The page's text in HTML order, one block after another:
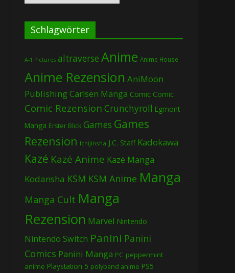
Schlagwörter
A-1 Pictures altraverse Anime Anime House
Anime Rezension AniMoon
PublishingCarlsen Manga Comic Comic
Comic Rezension Crunchyroll Egmont
Manga Erster Blick Games Games
Rezension Ichijinsha J.C. Staff Kadokawa
Kazé Kazé Anime Kazé Manga
Kodansha KSM KSM Anime Manga
Manga Cult Manga
Rezension Marvel Nintendo
Nintendo Switch Panini Panini
Comics Panini Manga PC peppermint
anime Playstation 5 polyband anime PS5